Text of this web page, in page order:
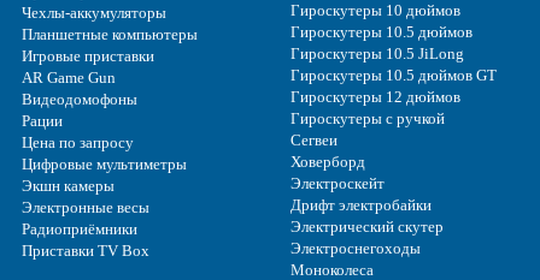
Чехлы-аккумуляторы
Планшетные компьютеры
Игровые приставки
AR Game Gun
Видеодомофоны
Рации
Цена по запросу
Цифровые мультиметры
Экшн камеры
Электронные весы
Радиоприёмники
Приставки TV Box
Гироскутеры 10 дюймов
Гироскутеры 10.5 дюймов
Гироскутеры 10.5 JiLong
Гироскутеры 10.5 дюймов GT
Гироскутеры 12 дюймов
Гироскутеры с ручкой
Сегвеи
Ховерборд
Электроскейт
Дрифт электробайки
Электрический скутер
Электроснегоходы
Моноколеса